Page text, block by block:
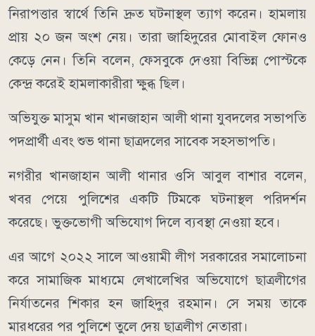
নিরাপত্তার স্বার্থে তিনি দ্রুত ঘটনাস্থল ত্যাগ করেন। হামলায়
প্রায় ২০ জন অংশ নেয়। তারা জাহিদুরের মোবাইল ফোনও
কেড়ে নেন। তিনি বলেন, ফেসবুকে দেওয়া বিভিন্ন পোস্টকে
কেন্দ্র করেই হামলাকারীরা ক্ষুব্ধ ছিল।
অভিযুক্ত মাসুম খান খানজাহান আলী থানা যুবদলের সভাপতি
পদপ্রার্থী এবং শুভ থানা ছাত্রদলের সাবেক সহসভাপতি।
নগরীর খানজাহান আলী থানার ওসি আবুল বাশার বলেন,
খবর পেয়ে পুলিশের একটি টিমকে ঘটনাস্থল পরিদর্শন
করেছে। ভুক্তভোগী অভিযোগ দিলে ব্যবস্থা নেওয়া হবে।
এর আগে ২০২২ সালে আওয়ামী লীগ সরকারের সমালোচনা
করে সামাজিক মাধ্যমে লেখালেখির অভিযোগে ছাত্রলীগের
নির্যাতনের শিকার হন জাহিদুর রহমান। সে সময় তাকে
মারধরের পর পুলিশে তুলে দেয় ছাত্রলীগ নেতারা।